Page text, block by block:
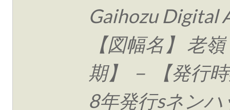
Gaihozu Digital
【図幅名】 老
期】 － 【発行
8年発行sネン